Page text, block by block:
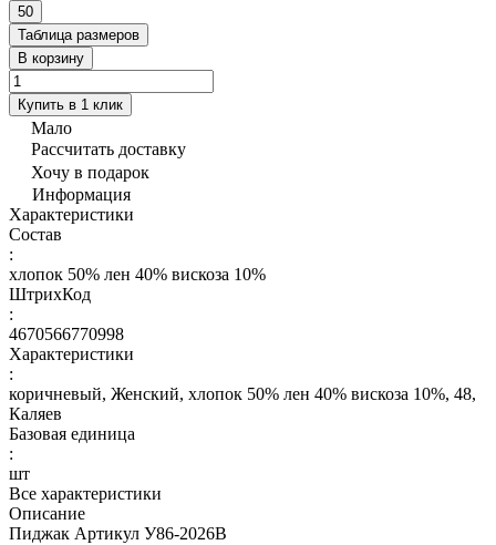
50
Таблица размеров
В корзину
Купить в 1 клик
Мало
Рассчитать доставку
Хочу в подарок
Информация
Характеристики
Состав
:
хлопок 50% лен 40% вискоза 10%
ШтрихКод
:
4670566770998
Характеристики
:
коричневый, Женский, хлопок 50% лен 40% вискоза 10%, 48,
Каляев
Базовая единица
:
шт
Все характеристики
Описание
Пиджак Артикул У86-2026В